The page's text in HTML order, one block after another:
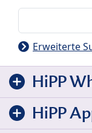
Erweiterte
HiPP
HiPP